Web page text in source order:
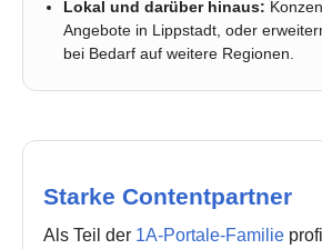
Lokal und darüber hinaus:
Angebote in Lippstadt, oder
bei Bedarf auf weitere Regionen.
Starke Contentpartner
Als Teil der 1A-Portale-Familie